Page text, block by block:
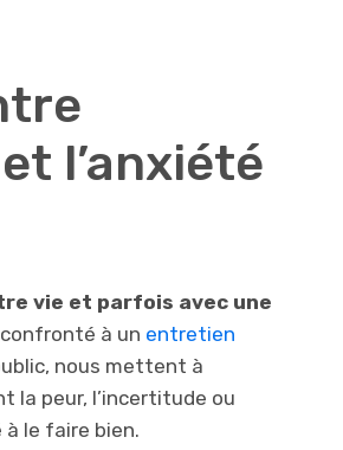
l’anxiété
vie et parfois avec une
à un entretien
nous mettent à
la peur, l’incertitude ou
à le faire bien.